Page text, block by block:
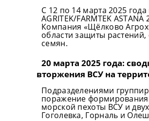
С 12 по 14 марта 2025
AGRITEK/FARMTEK
Компания «Щёлково
области защиты
семян.
20 марта 2025 года:
вторжения ВСУ на
Подразделениями
поражение
морской пехоты ВСУ и
Гоголевка, Горналь и